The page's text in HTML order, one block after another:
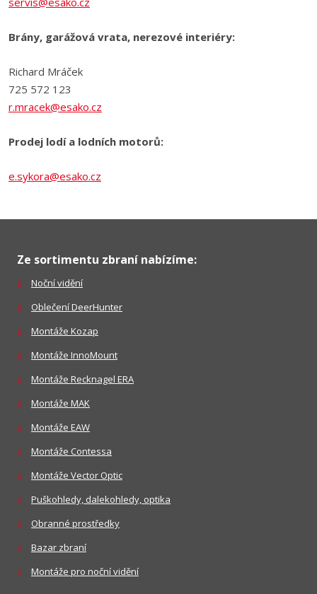
Brány, garážová vrata, nerezové interiéry:
Richard Mráček
725 572 123
r.mracek@esako.cz
Prodej lodí a lodních motorů:
e.sykora@esako.cz
Ze sortimentu zbraní nabízíme:
Noční vidění
Oblečení DeerHunter
Montáže Kozap
Montáže InnoMount
Montáže Recknagel ERA
Montáže MAK
Montáže EAW
Montáže Contessa
Montáže Vector Optic
Puškohledy, dalekohledy, optika
Obranné prostředky
Bazar zbraní
Montáže pro noční vidění